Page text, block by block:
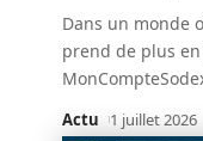
Dans un monde
prend de plus
Actu 1 juillet 2026